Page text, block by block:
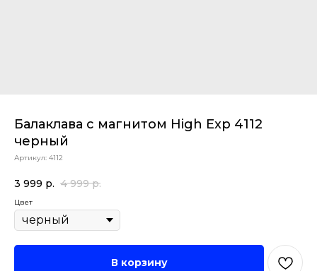
Балаклава с магнитом High Exp 4112
черный
Артикул: 4112
3 999 р. 4 999 р.
Цвет
В корзину